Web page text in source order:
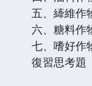
五、縴維作
六、糖料作
七、嗜好作
復習思考題